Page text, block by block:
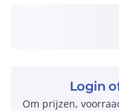
Login
Om prijzen,